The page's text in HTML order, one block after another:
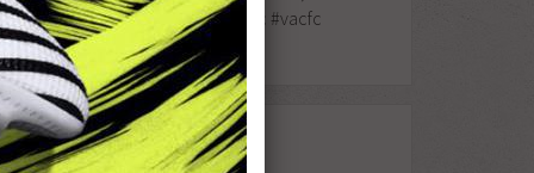
kezdésel! #HajraVac #vacfc